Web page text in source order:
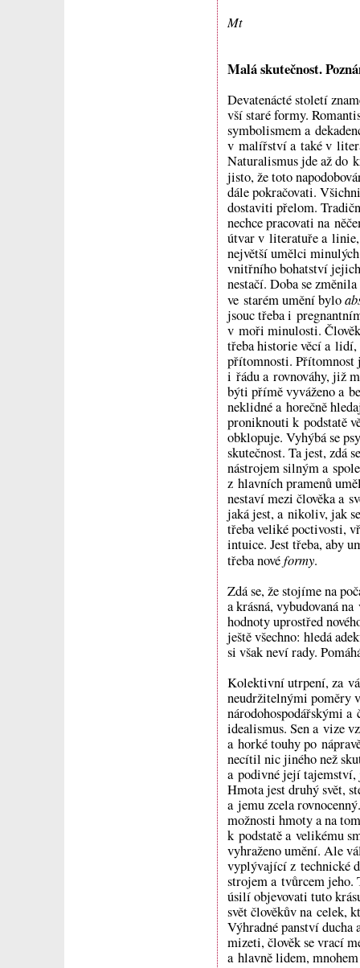
Mt
Malá skutečnost.
Devatenácté století
vší staré formy.
symbolismem a
v malířství a také v
Naturalismus jde až do
jisto, že toto
dále pokračovati.
dostaviti přelom.
nechce pracovati na
útvar v literatuře a
největší umělci
vnitřního bohatství
nestačí. Doba se
ve starém umění bylo
jsouc třeba i
v moři minulosti.
třeba historie věcí a lidí,
přítomnosti. Přítomnost
i řádu a rovnováhy, již
býti přímě vyváženo a
neklidné a horečně
proniknouti k podstatě
obklopuje. Vyhýbá se
skutečnost. Ta jest, zdá
nástrojem silným a
z hlavních pramenů
nestaví mezi člověka a
jaká jest, a nikoliv, jak
třeba veliké poctivosti,
intuice. Jest třeba, aby
třeba novéformy.
Zdá se, že stojíme na
a krásná, vybudovaná
hodnoty uprostřed
ještě všechno: hledá
si však neví rady.
Kolektivní utrpení, za
neudržitelnými poměry
národohospodářskými
idealismus. Sen a vize
a horké touhy po
necítil nic jiného než
a podivné její tajemství,
Hmota jest druhý svět,
a jemu zcela
možnosti hmoty a na
k podstatě a velikému
vyhraženo umění. Ale
vyplývající z technické
strojem a tvůrcem jeho.
úsilí objevovati tuto
svět člověkův na celek,
Výhradné panství
mizeti, člověk se vrací
a hlavně lidem,